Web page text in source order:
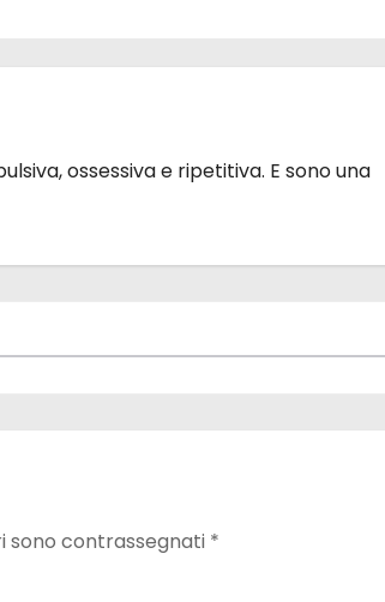
ossessiva e ripetitiva. E sono una
sono contrassegnati *